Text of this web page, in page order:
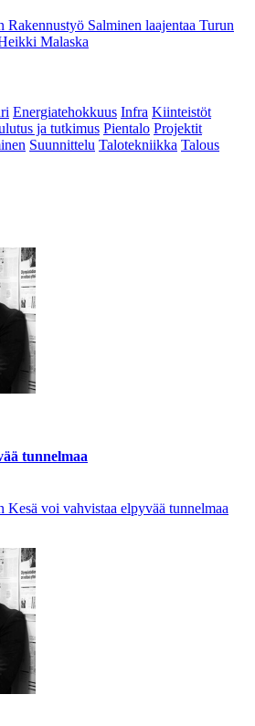
Rakennustyö Salminen laajentaa Turun
Malaska
Energiatehokkuus Infra Kiinteistöt
ja tutkimus Pientalo Projektit
Suunnittelu Talotekniikka Talous
tunnelmaa
Kesä voi vahvistaa elpyvää tunnelmaa